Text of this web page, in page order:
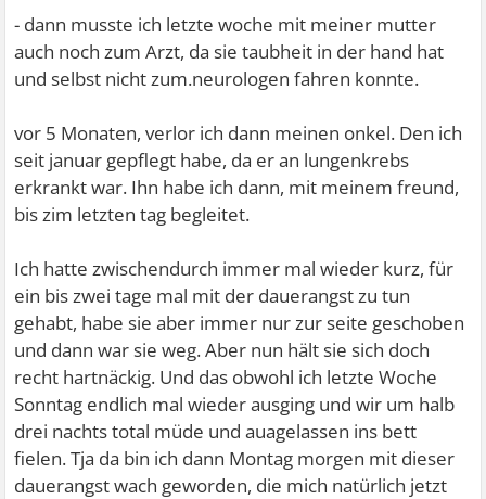
- dann musste ich letzte woche mit meiner mutter
auch noch zum Arzt, da sie taubheit in der hand hat
und selbst nicht zum.neurologen fahren konnte.
vor 5 Monaten, verlor ich dann meinen onkel. Den ich
seit januar gepflegt habe, da er an lungenkrebs
erkrankt war. Ihn habe ich dann, mit meinem freund,
bis zim letzten tag begleitet.
Ich hatte zwischendurch immer mal wieder kurz, für
ein bis zwei tage mal mit der dauerangst zu tun
gehabt, habe sie aber immer nur zur seite geschoben
und dann war sie weg. Aber nun hält sie sich doch
recht hartnäckig. Und das obwohl ich letzte Woche
Sonntag endlich mal wieder ausging und wir um halb
drei nachts total müde und auagelassen ins bett
fielen. Tja da bin ich dann Montag morgen mit dieser
dauerangst wach geworden, die mich natürlich jetzt